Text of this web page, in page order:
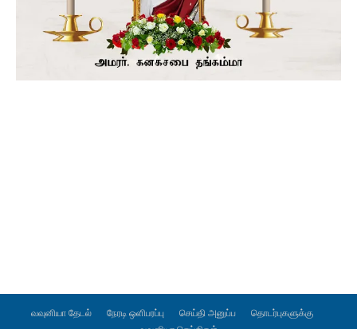
வவுனியா தேடல் நேரடி ஒளிபரப்பு செய்தி அனுப்ப
தொடர்புகளுக்கு